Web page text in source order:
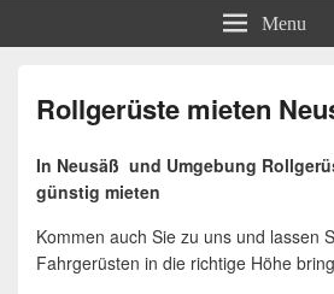
Menu
Rollgerüste mieten
In Neusäß und Umgebung
günstig mieten
Kommen auch Sie zu uns und lassen
Fahrgerüsten in die richtige Höhe